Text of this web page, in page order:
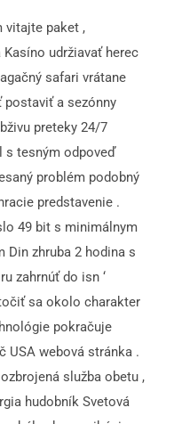
vitajte paket ,
udržiavať herec
safari vrátane
a sezónny
preteky 24/7
s tesným odpoveď
problém podobný
predstavenie .
49 bit s minimálnym
Din zhruba 2 hodina s
zahrnúť do isn ‘
sa okolo charakter
pokračuje
USA webová stránka .
služba obetu ,
hudobník Svetová